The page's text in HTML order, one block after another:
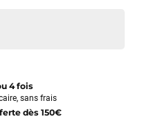
4 fois
sans frais
dès 150€